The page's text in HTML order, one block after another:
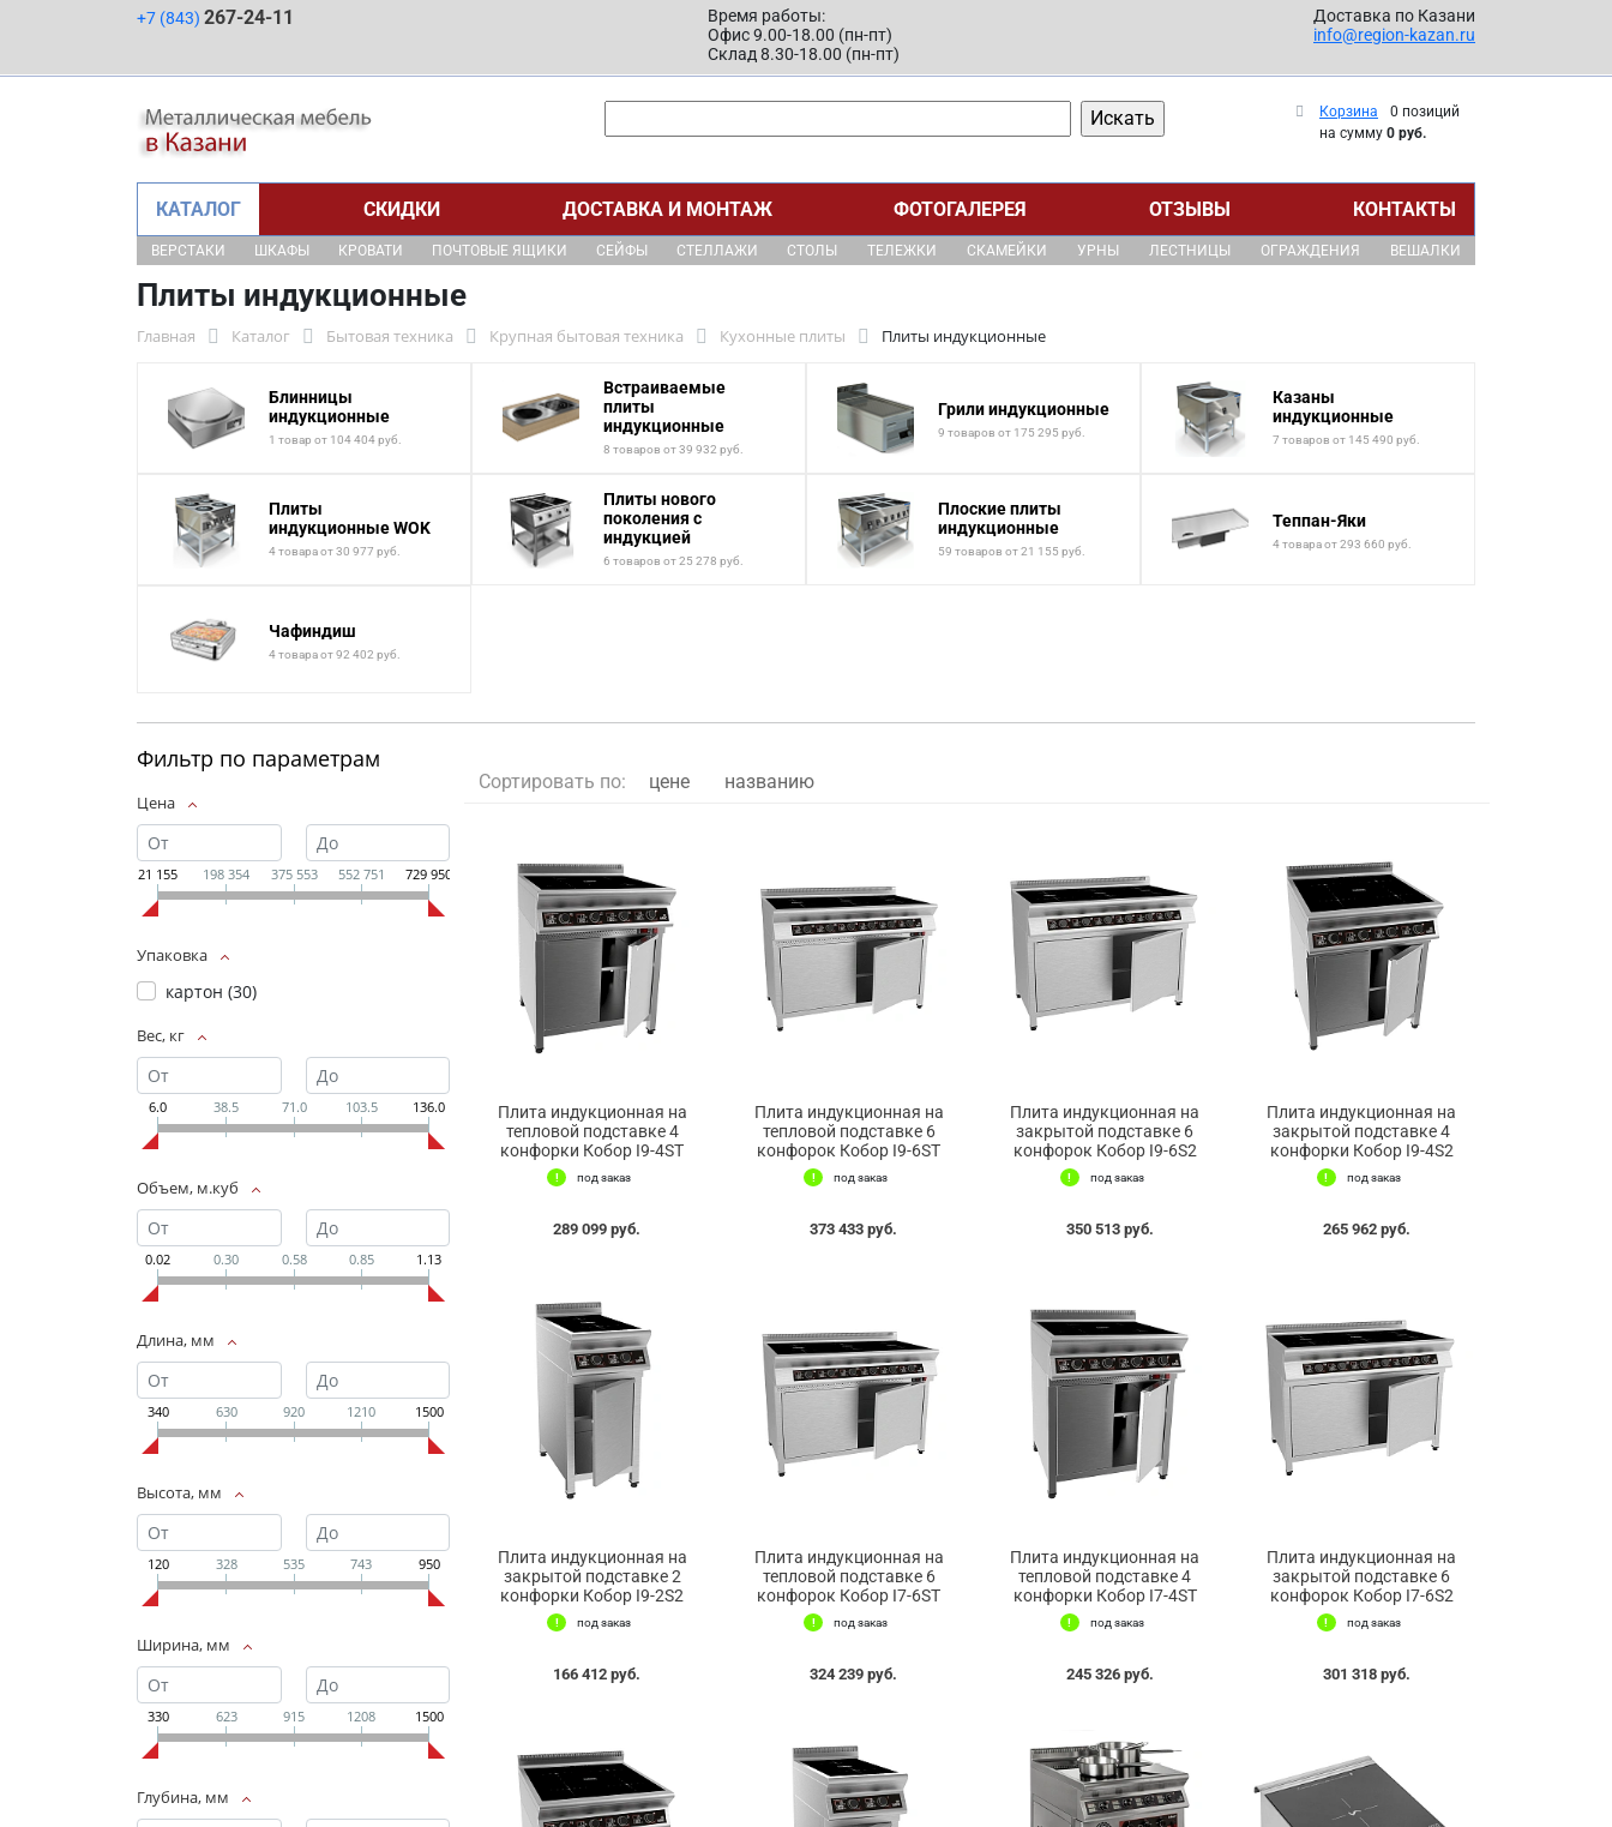
+7 (843) 267-24-11
Время работы:
Офис 9.00-18.00 (пн-пт)
Склад 8.30-18.00 (пн-пт)
Доставка по Казани
info@region-kazan.ru
Корзина
0 позиций
на сумму 0 руб.
КАТАЛОГ СКИДКИ ДОСТАВКА И МОНТАЖ ФОТОГАЛЕРЕЯ ОТЗЫВЫ КОНТАКТЫ
ВЕРСТАКИ ШКАФЫ КРОВАТИ ПОЧТОВЫЕ ЯЩИКИ СЕЙФЫ СТЕЛЛАЖИ СТОЛЫ ТЕЛЕЖКИ СКАМЕЙКИ УРНЫ ЛЕСТНИЦЫ ОГРАЖДЕНИЯ ВЕШАЛКИ
Плиты индукционные
Главная Каталог Бытовая техника Крупная бытовая техника Кухонные плиты Плиты индукционные
Блинницы
индукционные
1 товар от 104 404 руб.
Встраиваемые
плиты
индукционные
8 товаров от 39 932 руб.
Грили индукционные
9 товаров от 175 295 руб.
Казаны
индукционные
7 товаров от 145 490 руб.
Плиты
индукционные WOK
4 товара от 30 977 руб.
Плиты нового
поколения с
индукцией
6 товаров от 25 278 руб.
Плоские плиты
индукционные
59 товаров от 21 155 руб.
Теппан-Яки
4 товара от 293 660 руб.
Чафиндиш
4 товара от 92 402 руб.
Фильтр по параметрам
Цена
21 155 198 354 375 553 552 751 729 950
Упаковка
картон (30)
Вес, кг
6.0 38.5 71.0 103.5 136.0
Объем, м.куб
0.02 0.30 0.58 0.85 1.13
Длина, мм
340 630 920 1210 1500
Высота, мм
120 328 535 743 950
Ширина, мм
330 623 915 1208 1500
Глубина, мм
Сортировать по: цене названию
Плита индукционная на
тепловой подставке 4
конфорки Кобор I9-4SТ
под заказ
289 099 руб.
Плита индукционная на
тепловой подставке 6
конфорок Кобор I9-6SТ
под заказ
373 433 руб.
Плита индукционная на
закрытой подставке 6
конфорок Кобор I9-6S2
под заказ
350 513 руб.
Плита индукционная на
закрытой подставке 4
конфорки Кобор I9-4S2
под заказ
265 962 руб.
Плита индукционная на
закрытой подставке 2
конфорки Кобор I9-2S2
под заказ
166 412 руб.
Плита индукционная на
тепловой подставке 6
конфорок Кобор I7-6SТ
под заказ
324 239 руб.
Плита индукционная на
тепловой подставке 4
конфорки Кобор I7-4SТ
под заказ
245 326 руб.
Плита индукционная на
закрытой подставке 6
конфорок Кобор I7-6S2
под заказ
301 318 руб.